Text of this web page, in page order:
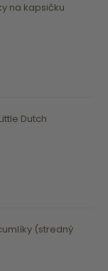
na kapsičku
Dutch
(stredný